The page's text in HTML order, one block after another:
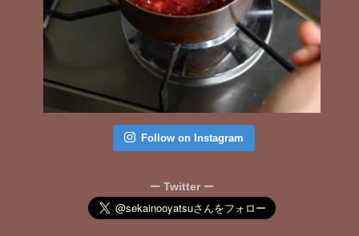
Follow on Instagram
ー Twitter ー